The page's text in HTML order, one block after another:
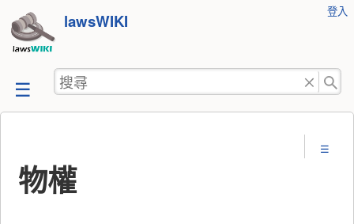
跳
至
容
lawsWIKI
工
登入
搜
尋
物權